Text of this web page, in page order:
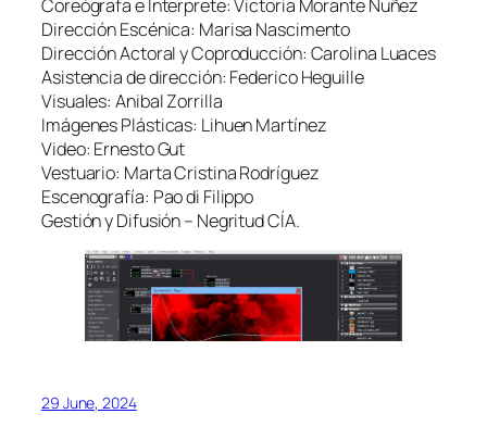
Coreógrafa e Interprete: Victoria Morante Nuñez
Dirección Escénica: Marisa Nascimento
Dirección Actoral y Coproducción: Carolina Luaces
Asistencia de dirección: Federico Heguille
Visuales: Anibal Zorrilla
Imágenes Plásticas: Lihuen Martínez
Video: Ernesto Gut
Vestuario: Marta Cristina Rodríguez
Escenografía: Pao di Filippo
Gestión y Difusión – Negritud CÍA.
29 June, 2024